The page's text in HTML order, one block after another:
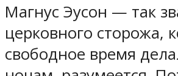
Магнус Эусон — так
церковного сторожа,
свободное время